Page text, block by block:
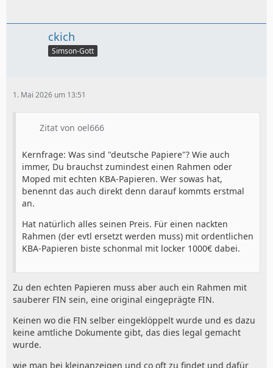
ckich
Simson-Gott
1. Mai 2026 um 13:51
Zitat von oel666
Kernfrage: Was sind "deutsche Papiere"? Wie auch
immer, Du brauchst zumindest einen Rahmen oder
Moped mit echten KBA-Papieren. Wer sowas hat,
benennt das auch direkt denn darauf kommts erstmal
an.
Hat natürlich alles seinen Preis. Für einen nackten
Rahmen (der evtl ersetzt werden muss) mit ordentlichen
KBA-Papieren biste schonmal mit locker 1000€ dabei.
Zu den echten Papieren muss aber auch ein Rahmen mit
sauberer FIN sein, eine original eingeprägte FIN.
Keinen wo die FIN selber eingeklöppelt wurde und es dazu
keine amtliche Dokumente gibt, das dies legal gemacht
wurde.
wie man bei kleinanzeigen und co oft zu findet und dafür